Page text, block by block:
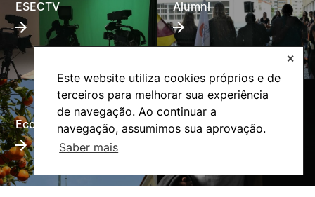
Este website utiliza cookies próprios e de
terceiros para melhorar sua experiência
de navegação. Ao continuar a
navegação, assumimos sua aprovação.
Saber mais
✕
ESECTV Alumni
Eco-Escola Internacional